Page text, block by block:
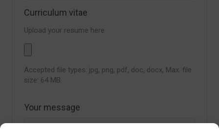
Curriculum vitae
Upload your resume here
Accepted file types: jpg, png, pdf, doc, docx, Max. file
size: 64 MB.
Your message